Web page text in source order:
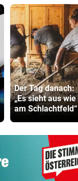
Der Tag danach:
„Es sieht aus wie
am Schlachtfeld“